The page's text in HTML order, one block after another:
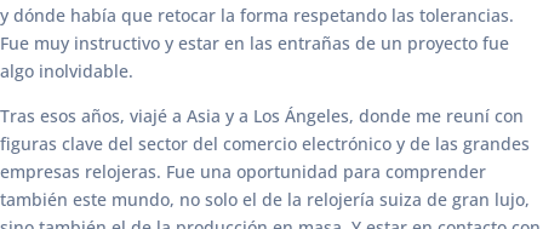
y dónde había que retocar la forma respetando las tolerancias.
Fue muy instructivo y estar en las entrañas de un proyecto fue
algo inolvidable.
Tras esos años, viajé a Asia y a Los Ángeles, donde me reuní con
figuras clave del sector del comercio electrónico y de las grandes
empresas relojeras. Fue una oportunidad para comprender
también este mundo, no solo el de la relojería suiza de gran lujo,